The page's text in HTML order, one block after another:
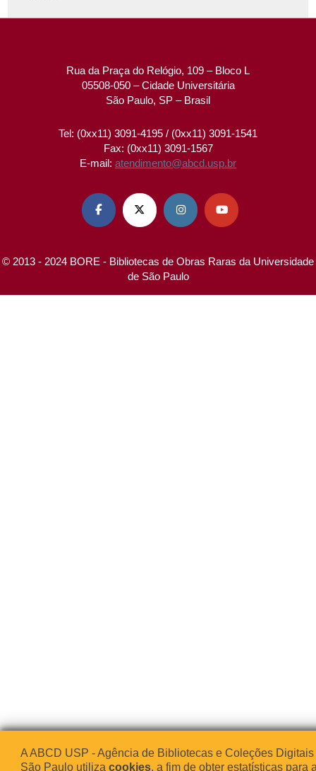
Rua da Praça do Relógio, 109 – Bloco L
05508-050 – Cidade Universitária
São Paulo, SP – Brasil
Tel: (0xx11) 3091-4195 / (0xx11) 3091-1541
Fax: (0xx11) 3091-1567
E-mail: atendimento@abcd.usp.br
   
© 2013 - 2024 BORE - Bibliotecas de Obras Raras da Universidade
de São Paulo
A ABCD USP - Agência de Bibliotecas e Coleções
São Paulo utiliza cookies, a fim de obter estatísticas para